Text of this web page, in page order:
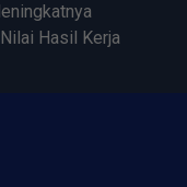
Hasil Kerja